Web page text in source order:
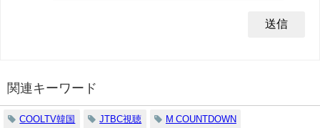
関連キーワード
COOLTV韓国 JTBC視聴 M COUNTDOWN